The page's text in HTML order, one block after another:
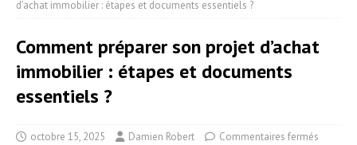
d’achat immobilier : étapes et documents essentiels ?
Comment préparer son projet d’achat
immobilier : étapes et documents
essentiels ?
octobre 15, 2025 Damien Robert Commentaires fermés